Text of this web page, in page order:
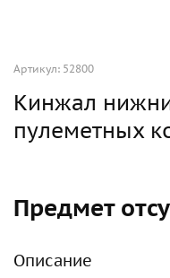
Артикул: 52800
Кинжал
пулеметных
Предмет
Описание